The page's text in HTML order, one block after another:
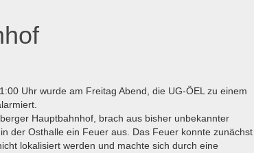
Uhr wurde am Freitag Abend, die UG-ÖEL zu einem
Hauptbahnhof, brach aus bisher unbekannter
der Osthalle ein Feuer aus. Das Feuer konnte zunächst
lokalisiert werden und machte sich durch eine